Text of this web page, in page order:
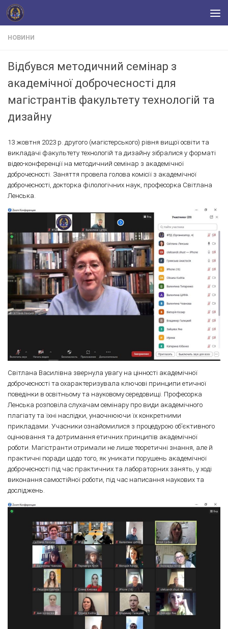
Skip to content
НОВИНИ
Відбувся методичний семінар з
академічної доброчесності для
магістрантів факультету технологій та
дизайну
13 жовтня 2023 р. другого (магістерського) рівня вищої освіти та
викладачі факультету технологій та дизайну зібралися у форматі
відео-конференції на методичний семінар з академічної
доброчесності. Заняття провела голова комісії з академічної
доброчесності, докторка філологічних наук, професорка Світлана
Ленська.
Світлана Василівна звернула увагу на цінності академічної
доброчесності та охарактеризувала ключові принципи етичної
поведінки в освітньому та науковому середовищі. Професорка
Ленська розповіла слухачам семінару про види академічного
плагіату та їхні наслідки, унаочнюючи їх конкретними
прикладами. Учасники ознайомилися з процедурою об’єктивного
оцінювання та дотримання етичних принципів академічної
роботи. Магістранти отримали не лише теоретичні знання, але й
практичні поради щодо того, як уникати порушень академічної
доброчесності під час практичних та лабораторних занять, у ході
виконання самостійної роботи, під час написання наукових та
досліджень.